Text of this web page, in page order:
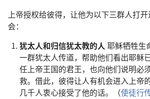
上帝授权给彼得，让他为以下三群人打
会：
犹太人和归信犹太教的人 耶稣牺牲生
一群犹太人传道，帮助他们看出耶稣
任上帝王国的君王，也向他们说明必
救。借此，彼得让人有机会进入上帝
几千人衷心接受了他的话。（使徒行